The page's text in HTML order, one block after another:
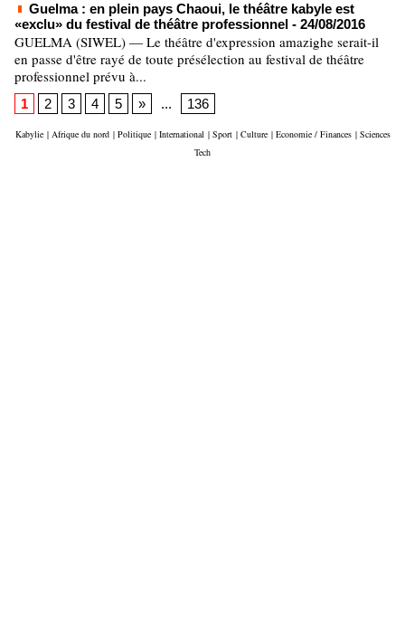
Guelma : en plein pays Chaoui, le théâtre kabyle est
«exclu» du festival de théâtre professionnel - 24/08/2016
GUELMA (SIWEL) — Le théâtre d'expression amazighe serait-il
en passe d'être rayé de toute présélection au festival de théâtre
professionnel prévu à...
1 2 3 4 5 » ... 136
Kabylie | Afrique du nord | Politique | International | Sport | Culture | Economie / Finances | Sciences
Tech